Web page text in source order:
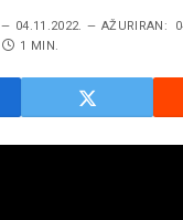
04.11.2022. AŽURIRAN:
1 MIN.